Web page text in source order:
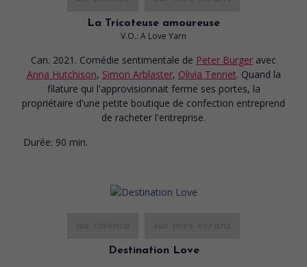
La Tricoteuse amoureuse
V.O.: A Love Yarn
Can. 2021. Comédie sentimentale de Peter Burger avec
Anna Hutchison, Simon Arblaster, Olivia Tennet. Quand la
filature qui l'approvisionnait ferme ses portes, la
propriétaire d'une petite boutique de confection entreprend
de racheter l'entreprise.
Durée: 90 min.
Destination Love